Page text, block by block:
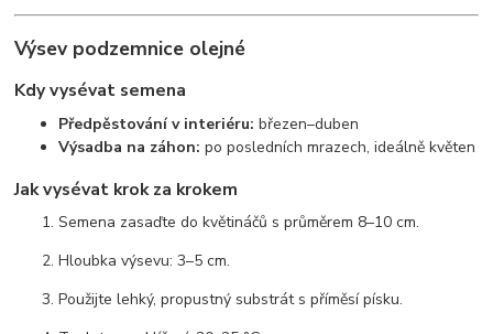
Výsev podzemnice olejné
Kdy vysévat semena
Předpěstování v interiéru: březen–duben
Výsadba na záhon: po posledních mrazech, ideálně květen
Jak vysévat krok za krokem
Semena zasaďte do květináčů s průměrem 8–10 cm.
Hloubka výsevu: 3–5 cm.
Použijte lehký, propustný substrát s příměsí písku.